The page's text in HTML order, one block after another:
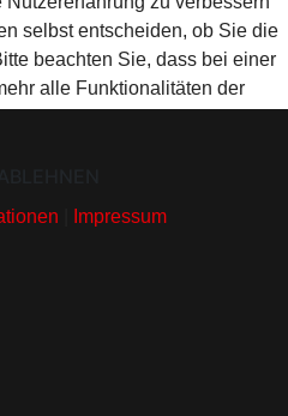
selbst entscheiden, ob Sie die
beachten Sie, dass bei einer
alle Funktionalitäten der
Impressum